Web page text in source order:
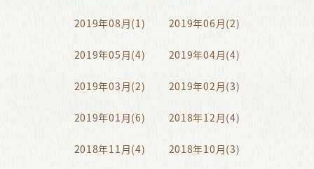
2019年08月(1) 2019年06月(2)
2019年05月(4) 2019年04月(4)
2019年03月(2) 2019年02月(3)
2019年01月(6) 2018年12月(4)
2018年11月(4) 2018年10月(3)